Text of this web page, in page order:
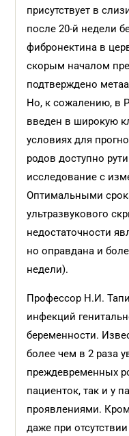
присутствует в
после 20-й недели
фибронектина в
скорым началом
подтверждено
Но, к сожалению, в
введен в широкую
условиях для
родов доступно
исследование с
Оптимальными
ультразвукового
недостаточности
но оправдана и
недели).
Профессор Н.И.
инфекций
беременности.
более чем в 2 раза
преждевременных
пациенток, так и у
проявлениями.
даже при